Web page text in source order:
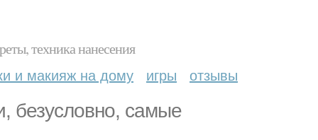
техника нанесения
и макияж на дому игры отзывы
безусловно, самые